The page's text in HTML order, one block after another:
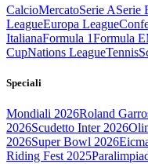
CalcioMercatoSerie ASerie
LeagueEuropa League
ItalianaFormula 1Formula E
CupNations LeagueTennis
Speciali
Mondiali 2026Roland
2026Scudetto Inter 2026
2026Super Bowl 2026
Riding Fest 2025